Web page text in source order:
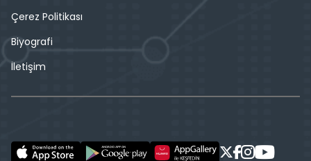
Çerez Politikası
Biyografi
İletişim